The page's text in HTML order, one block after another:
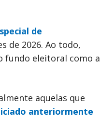
de
de 2026. Ao todo,
fundo eleitoral como a
aquelas que
anteriormente